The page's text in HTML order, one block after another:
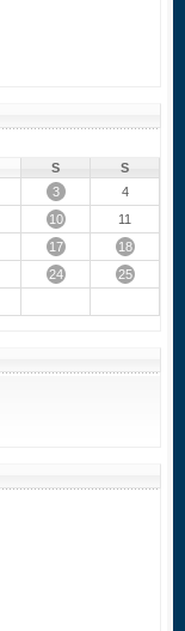
S
S
3
4
10
11
17
18
24
25